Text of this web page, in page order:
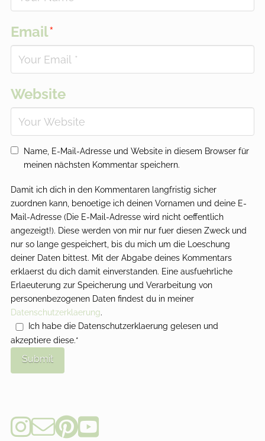
Email*
Website
Name, E-Mail-Adresse und Website in diesem Browser für
meinen nächsten Kommentar speichern.
Damit ich dich in den Kommentaren langfristig sicher
zuordnen kann, benoetige ich deinen Vornamen und deine E-
Mail-Adresse (Die E-Mail-Adresse wird nicht oeffentlich
angezeigt!). Diese werden von mir nur fuer diesen Zweck und
nur so lange gespeichert, bis du mich um die Loeschung
deiner Daten bittest. Mit der Abgabe deines Kommentars
erklaerst du dich damit einverstanden. Eine ausfuehrliche
Erlaeuterung zur Speicherung und Verarbeitung von
personenbezogenen Daten findest du in meiner
Datenschutzerklaerung.
Ich habe die Datenschutzerklaerung gelesen und
akzeptiere diese.*